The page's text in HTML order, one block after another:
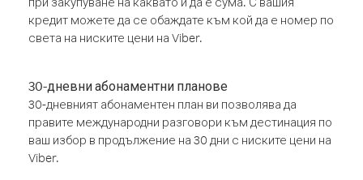
кредит можете да се обаждате към кой да е номер по
света на ниските цени на Viber.
30-дневни абонаментни планове
30-дневният абонаментен план ви позволява да
правите международни разговори към дестинация по
ваш избор в продължение на 30 дни с ниските цени на
Viber.